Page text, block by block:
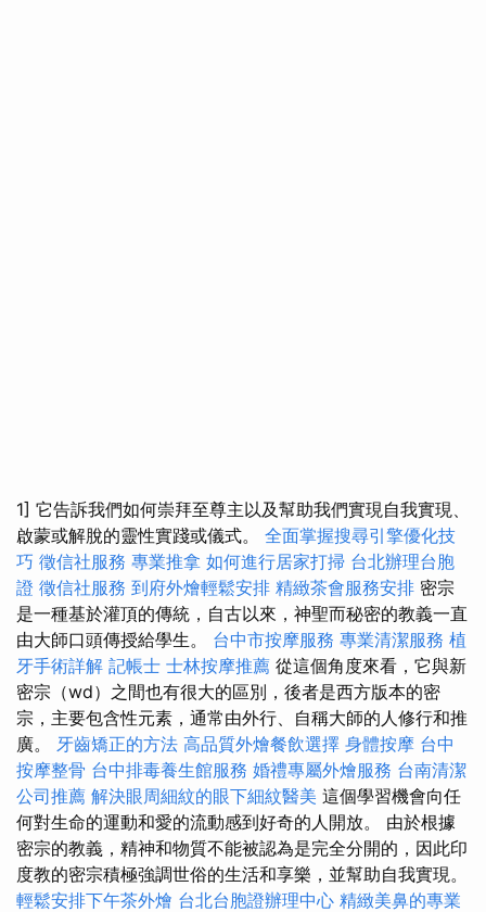
1] 它告訴我們如何崇拜至尊主以及幫助我們實現自我實現、
啟蒙或解脫的靈性實踐或儀式。 全面掌握搜尋引擎優化技
巧 徵信社服務 專業推拿 如何進行居家打掃 台北辦理台胞
證 徵信社服務 到府外燴輕鬆安排 精緻茶會服務安排 密宗
是一種基於灌頂的傳統，自古以來，神聖而秘密的教義一直
由大師口頭傳授給學生。 台中市按摩服務 專業清潔服務 植
牙手術詳解 記帳士 士林按摩推薦 從這個角度來看，它與新
密宗（wd）之間也有很大的區別，後者是西方版本的密
宗，主要包含性元素，通常由外行、自稱大師的人修行和推
廣。 牙齒矯正的方法 高品質外燴餐飲選擇 身體按摩 台中
按摩整骨 台中排毒養生館服務 婚禮專屬外燴服務 台南清潔
公司推薦 解決眼周細紋的眼下細紋醫美 這個學習機會向任
何對生命的運動和愛的流動感到好奇的人開放。 由於根據
密宗的教義，精神和物質不能被認為是完全分開的，因此印
度教的密宗積極強調世俗的生活和享樂，並幫助自我實現。
輕鬆安排下午茶外燴 台北台胞證辦理中心 精緻美鼻的專業